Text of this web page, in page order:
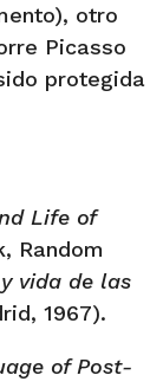
otro
Picasso
protegida
Life of
Random
vida de las
1967).
of Post-